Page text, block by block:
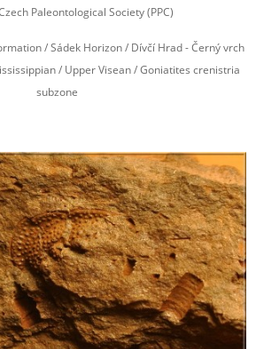
Paleontological Society (PPC)
/ Sádek Horizon / Dívčí Hrad - Černý vrch
/ Upper Visean / Goniatites crenistria
subzone